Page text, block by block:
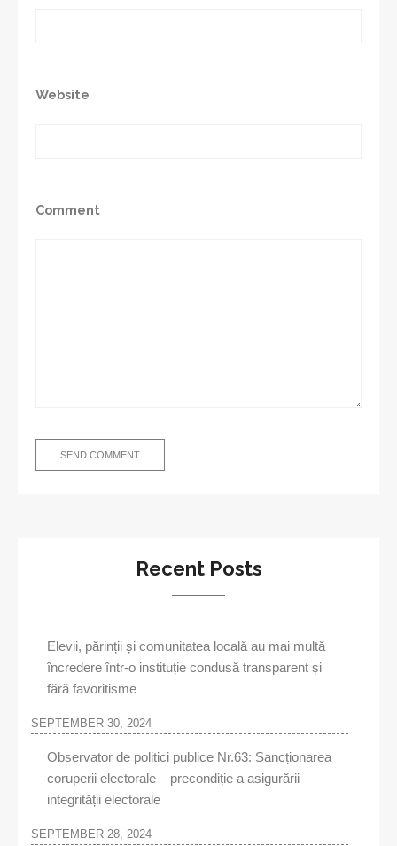
Website
Comment
Recent Posts
Elevii, părinții și comunitatea locală au mai multă
încredere într-o instituție condusă transparent și
fără favoritisme
SEPTEMBER 30, 2024
Observator de politici publice Nr.63: Sancționarea
coruperii electorale – precondiție a asigurării
integrității electorale
SEPTEMBER 28, 2024